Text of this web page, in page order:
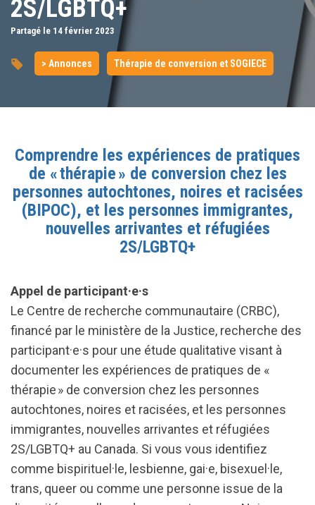
2S/LGBTQ+
Partagé le 14 février 2023
> Annonces Thérapie de conversion et SOGIECE
Comprendre les expériences de pratiques
de « thérapie » de conversion chez les
personnes autochtones, noires et racisées
(BIPOC), et les personnes immigrantes,
nouvelles arrivantes et réfugiées
2S/LGBTQ+
Appel de participant·e·s
Le Centre de recherche communautaire (CRBC),
financé par le ministère de la Justice, recherche des
participant·e·s pour une étude qualitative visant à
documenter les expériences de pratiques de «
thérapie » de conversion chez les personnes
autochtones, noires et racisées, et les personnes
immigrantes, nouvelles arrivantes et réfugiées
2S/LGBTQ+ au Canada. Si vous vous identifiez
comme bispirituel·le, lesbienne, gai·e, bisexuel·le,
trans, queer ou comme une personne issue de la